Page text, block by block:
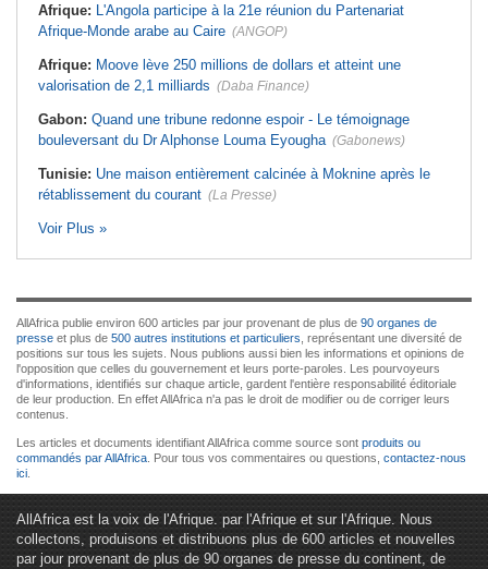
Afrique: L'Angola participe à la 21e réunion du Partenariat
Afrique-Monde arabe au Caire (ANGOP)
Afrique: Moove lève 250 millions de dollars et atteint une
valorisation de 2,1 milliards (Daba Finance)
Gabon: Quand une tribune redonne espoir - Le témoignage
bouleversant du Dr Alphonse Louma Eyougha (Gabonews)
Tunisie: Une maison entièrement calcinée à Moknine après le
rétablissement du courant (La Presse)
Voir Plus »
AllAfrica publie environ 600 articles par jour provenant de plus de 90 organes de
presse et plus de 500 autres institutions et particuliers , représentant une diversité de
positions sur tous les sujets. Nous publions aussi bien les informations et opinions de
l'opposition que celles du gouvernement et leurs porte-paroles. Les pourvoyeurs
d'informations, identifiés sur chaque article, gardent l'entière responsabilité éditoriale
de leur production. En effet AllAfrica n'a pas le droit de modifier ou de corriger leurs
contenus.
Les articles et documents identifiant AllAfrica comme source sont produits ou
commandés par AllAfrica . Pour tous vos commentaires ou questions, contactez-nous
ici
AllAfrica est la voix de l'Afrique. par l'Afrique et sur l'Afrique. Nous
collectons, produisons et distribuons plus de 600 articles et nouvelles
par jour provenant de plus de 90 organes de presse du continent, de